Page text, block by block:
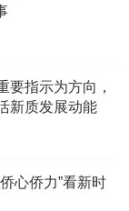
要指示为方向，
新质发展动能
心侨力”看新时